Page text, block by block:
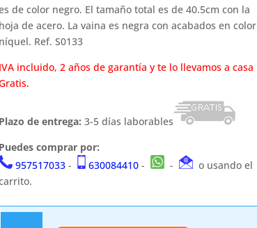
de color negro. El tamaño total es de 40.5cm con la
hoja de acero. La vaina es negra con acabados en color
níquel. Ref. S0133
IVA incluido, 2 años de garantía y te lo llevamos a casa
Plazo de entrega: 3-5 días laborables
Puedes comprar por:
957517033- 630084410- -
o usando el